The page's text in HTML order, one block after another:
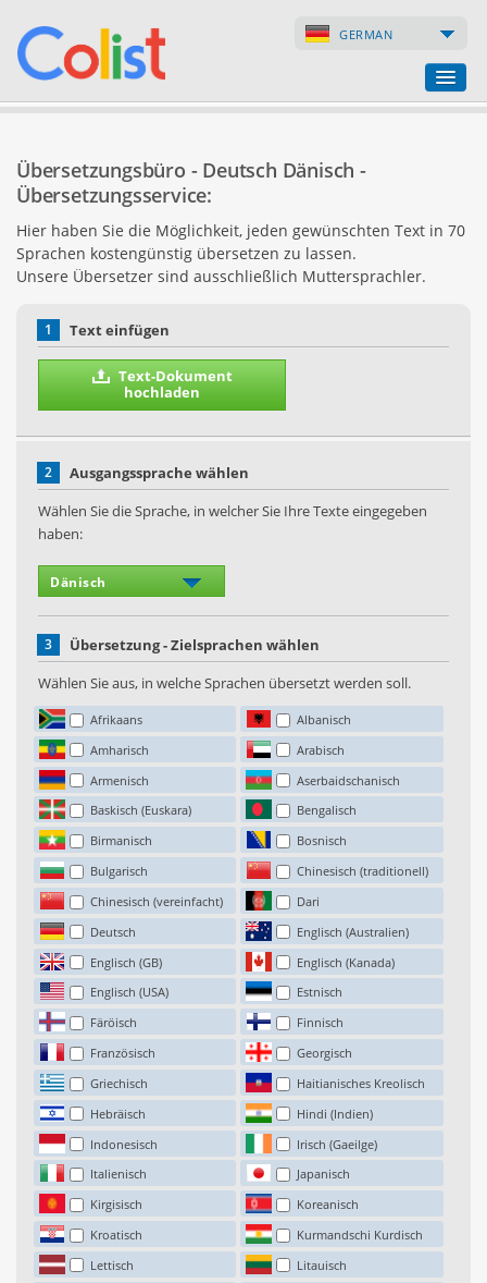
GERMAN
Firmenverzeichnis
Webseiten
Internet-Shops
Übersetzungsbüro - Deutsch Dänisch -
Übersetzungsservice:
Hier haben Sie die Möglichkeit, jeden gewünschten Text in 70
Sprachen kostengünstig übersetzen zu lassen.
Unsere Übersetzer sind ausschließlich Muttersprachler.
1 Text einfügen
Text-Dokument
hochladen
2
Ausgangssprache wählen
Wählen Sie die Sprache, in welcher Sie Ihre Texte eingegeben
haben:
3
Übersetzung - Zielsprachen wählen
Wählen Sie aus, in welche Sprachen übersetzt werden soll.
Afrikaans
Albanisch
Amharisch
Arabisch
Armenisch
Aserbaidschanisch
Baskisch (Euskara)
Bengalisch
Birmanisch
Bosnisch
Bulgarisch
Chinesisch (traditionell)
Chinesisch (vereinfacht)
Dari
Deutsch
Englisch (Australien)
Englisch (GB)
Englisch (Kanada)
Englisch (USA)
Estnisch
Färöisch
Finnisch
Französisch
Georgisch
Griechisch
Haitianisches Kreolisch
Hebräisch
Hindi (Indien)
Indonesisch
Irisch (Gaeilge)
Italienisch
Japanisch
Kirgisisch
Koreanisch
Kroatisch
Kurmandschi Kurdisch
Lettisch
Litauisch